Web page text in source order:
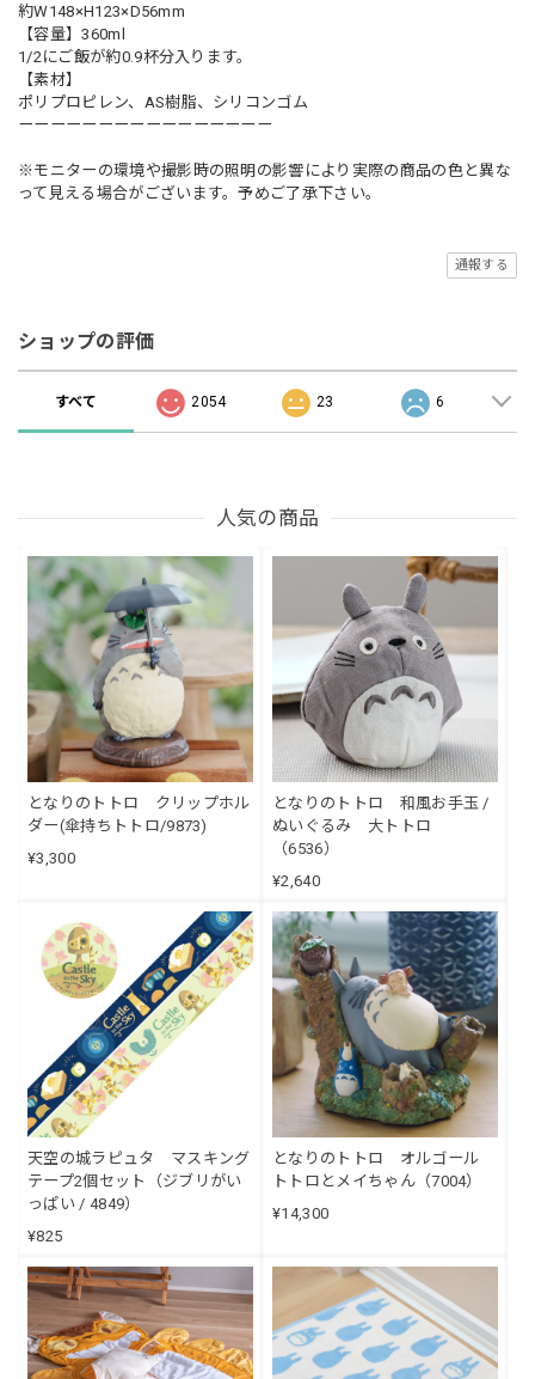
約W148×H123×D56mm
【容量】360ml
1/2にご飯が約0.9杯分入ります。
【素材】
ポリプロピレン、AS樹脂、シリコンゴム
ーーーーーーーーーーーーーーーー
※モニターの環境や撮影時の照明の影響により実際の商品の色と異な
って見える場合がございます。予めご了承下さい。
通報する
ショップの評価
すべて 2054 23 6
人気の商品
となりのトトロ クリップホル
ダー(傘持ちトトロ/9873)
¥3,300
となりのトトロ 和風お手玉 /
ぬいぐるみ 大トトロ
（6536）
¥2,640
天空の城ラピュタ マスキング
テープ2個セット（ジブリがい
っぱい / 4849）
¥825
となりのトトロ オルゴール
トトロとメイちゃん（7004）
¥14,300